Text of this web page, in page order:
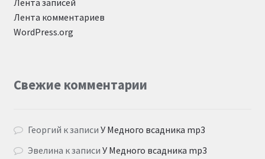
Лента комментариев
WordPress.org
Свежие комментарии
Георгий к записиУ Медного всадника mp3
Эвелина к записиУ Медного всадника mp3